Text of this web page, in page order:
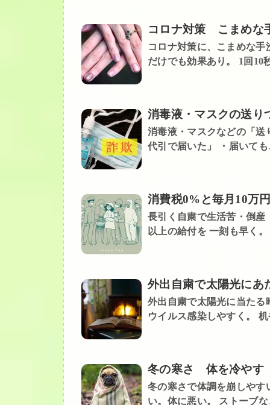
コロナ対策 こまめな
コロナ対策に、こまめな
だけでも効果あり。 1回10
消毒液・マスクの送り
消毒液・マスクなどの「送
代引で届いた」 ・届いて
消費税0%と毎月10万
長引く自粛で生活苦・倒産
以上の給付を 一刻も早く
外出自粛で太陽光にあ
外出自粛で太陽光に当たる
ウイルス感染しやすく。
冬の寒さ 体を冷やす
冬の寒さで体調を崩しやす
い。体に悪い。 ストーブ